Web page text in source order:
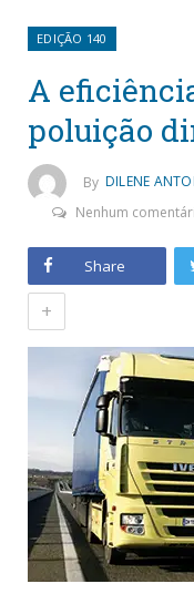
EDIÇÃO 140
A
poluição
By DILENE
Nenhum
Share
+